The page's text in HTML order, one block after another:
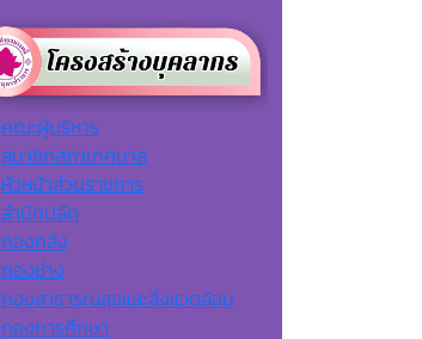
คณะผู้บริหาร
สมาชิกสภาเทศบาล
หัวหน้าส่วนราชการ
สำนักปลัด
กองคลัง
กองช่าง
กองสาธารณสุขและสิ่งแวดล้อม
กองการศึกษา